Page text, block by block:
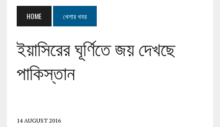
HOME খেলার খবর
ইয়াসিরের ঘূর্ণিতে জয় দেখছে
পাকিস্তান
14 AUGUST 2016